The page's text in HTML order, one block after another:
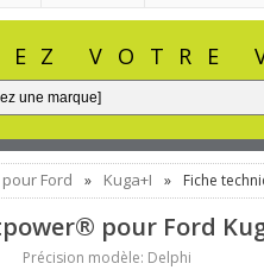
VOTRE
Ford » Kuga+I » Fiche
pour Ford
Précision modèle: Delphi